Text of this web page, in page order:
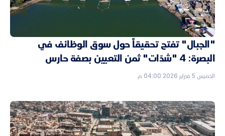
"الجبال" تفتح تحقيقاً حول سوق الوظائف في
البصرة: 4 "شدّات" ثمن التعيين بصفة حارس
الخميس 5 فبراير 2026 04:00 م